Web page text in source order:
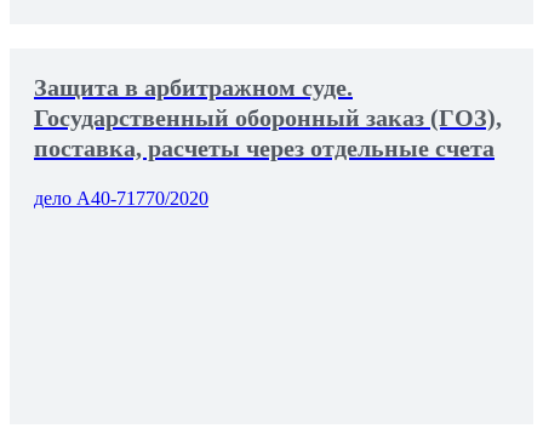
Защита в арбитражном суде.
Государственный оборонный заказ (ГОЗ),
поставка, расчеты через отдельные счета
дело А40-71770/2020